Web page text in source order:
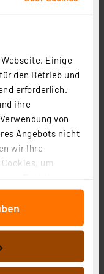
Einige
den Betrieb und
erforderlich.
ihre
von
Angebots nicht
wir Ihre
um
und die Zugriffe
geben
Werbung und
diese
Daten
inkl. MwSt.
zu Versandkosten